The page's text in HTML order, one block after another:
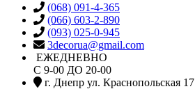
(068) 091-4-365
(066) 603-2-890
(093) 025-0-945
3decorua@gmail.com
ЕЖЕДНЕВНО
С 9-00 ДО 20-00
г. Днепр ул. Краснопольская 17